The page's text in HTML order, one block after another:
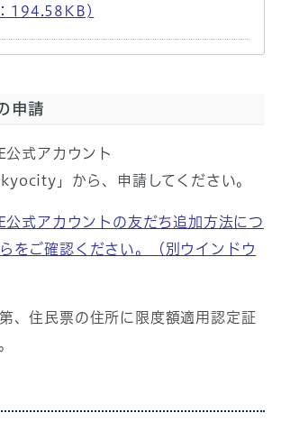
194.58KB)
申請
式アカウント
」から、申請してください。
式アカウントの友だち追加方法につ
をご確認ください。
（別ウインドウ
、住民票の住所に限度額適用認定証